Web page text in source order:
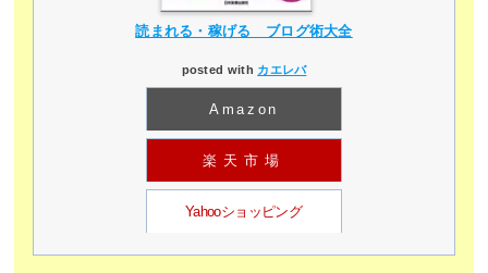
読まれる・稼げる ブログ術大全
posted with カエレバ
Amazon
楽天市場
Yahooショッピング